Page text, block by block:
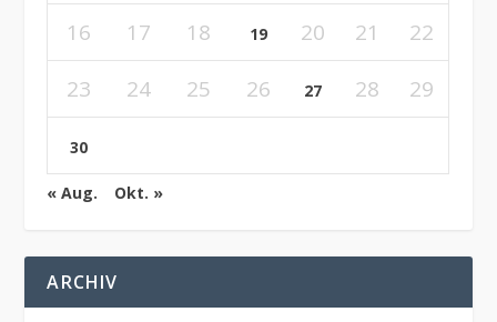
16
17 18 19 20 21
22
23
24 25 26 27 28 29
30
« Aug. Okt. »
ARCHIV